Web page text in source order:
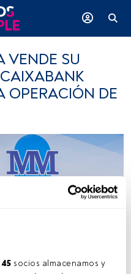
45 socios almacenamos y
VENDE SU
OPERACIÓN DE